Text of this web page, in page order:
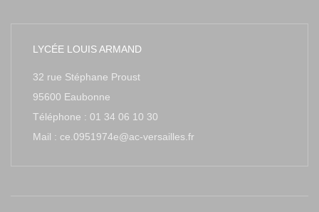
LYCÉE LOUIS ARMAND
32 rue Stéphane Proust
95600 Eaubonne
Téléphone : 01 34 06 10 30
Mail : ce.0951974e@ac-versailles.fr